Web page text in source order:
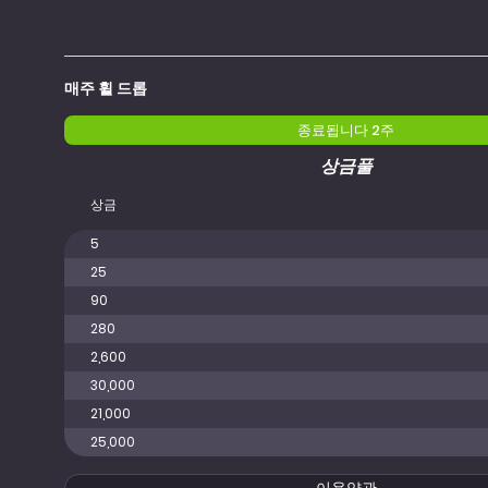
매주 휠 드롭
종료됩니다 2주
상금풀
5
25
90
280
2,600
30,000
21,000
25,000
상금